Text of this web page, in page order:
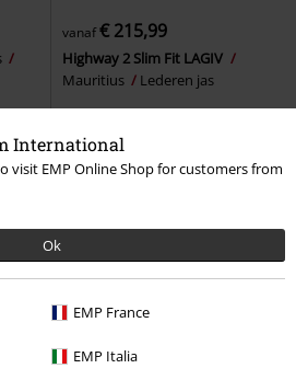
International
visit EMP Online Shop for customers from
Ok
EMP France
EMP Italia
vanaf€ 215,99
Highway 2 Slim Fit LAGIV
Mauritius
Lederen jas